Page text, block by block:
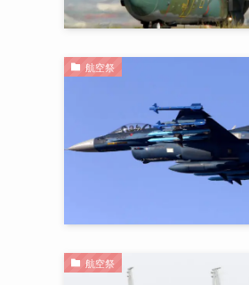
航空祭
航空祭